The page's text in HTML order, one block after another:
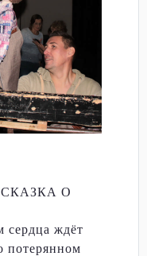
О
сердца ждёт
потерянном